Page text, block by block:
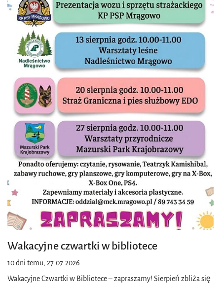
Wakacyjne czwartki w bibliotece
10 dni temu, 27.07.2026
Wakacyjne Czwartki w Bibliotece – zapraszamy! Sierpień zbliża się